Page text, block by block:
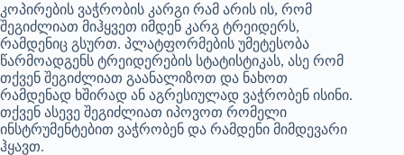
კოპირების ვაჭრობის კარგი რამ არის ის, რომ
შეგიძლიათ მიჰყვეთ იმდენ კარგ ტრეიდერს,
რამდენიც გსურთ. პლატფორმების უმეტესობა
წარმოადგენს ტრეიდერების სტატისტიკას, ასე რომ
თქვენ შეგიძლიათ გაანალიზოთ და ნახოთ
რამდენად ხშირად ან აგრესიულად ვაჭრობენ ისინი.
თქვენ ასევე შეგიძლიათ იპოვოთ რომელი
ინსტრუმენტებით ვაჭრობენ და რამდენი მიმდევარი
ჰყავთ.